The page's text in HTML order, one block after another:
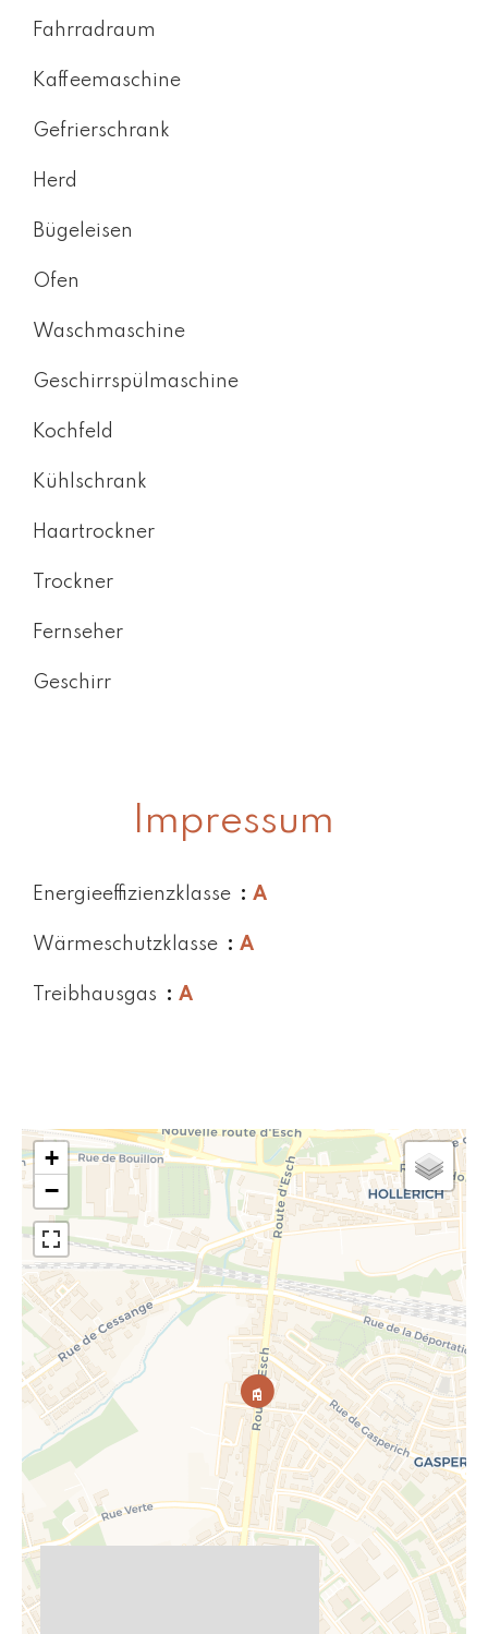
Fahrradraum
Kaffeemaschine
Gefrierschrank
Herd
Bügeleisen
Ofen
Waschmaschine
Geschirrspülmaschine
Kochfeld
Kühlschrank
Haartrockner
Trockner
Fernseher
Geschirr
Impressum
Energieeffizienzklasse A
Wärmeschutzklasse A
Treibhausgas A
+
−